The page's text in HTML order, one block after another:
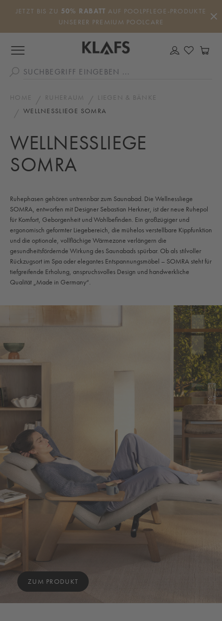
Zum Hauptinhalt springen
JETZT BIS ZU 50% RABATT AUF POOLPFLEGE-PRODUKTE
UNSERER PREMIUM POOLCARE
DU
HOME RUHERAUM
LIEGEN & BÄNKE
WELLNESSLIEGE SOMRA
WELLNESSLIEGE
SOMRA
Ruhephasen gehören untrennbar zum Saunabad. Die Wellnessliege
SOMRA, entworfen mit Designer Sebastian Herkner, ist der neue Ruhepol
für Komfort, Geborgenheit und Wohlbefinden. Ein großzügiger und
ergonomisch geformter Liegebereich, die mühelos verstellbare Kippfunktion
und die optionale, vollflächige Wärmezone verlängern die
gesundheitsfördernde Wirkung des Saunabads spürbar. Ob als stilvoller
Rückzugsort im Spa oder elegantes Entspannungsmöbel – SOMRA steht für
tiefgreifende Erholung, anspruchsvolles Design und handwerkliche
Qualität „Made in Germany“.
ZUM PRODUKT